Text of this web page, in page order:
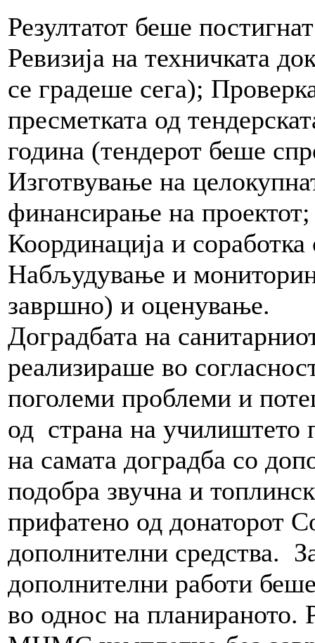
Резултатот беше
Ревизија на техничката
се градеше сега);
пресметката од
година (тендерот беше
Изготвување на
финансирање на
Координација и
Набљудување и
завршно) и оценување.
Доградбата на
реализираше во
поголеми проблеми и
од страна на
на самата доградба со
подобра звучна и
прифатено од донаторот
дополнителни средства.
дополнителни работи
во однос на планираното.